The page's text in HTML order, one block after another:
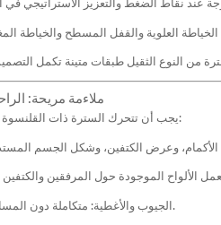
5. ملاءمة مريحة:
يجب أن تتحرك السترة ذات القلنسوة المقسمة جيدًا مع مرتديها:
الجيوب والأغطية: متكاملة دون المساس بالصورة الظلية العامة.